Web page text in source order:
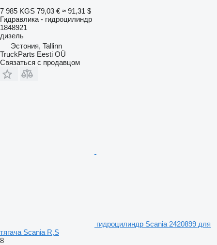
7 985 KGS 79,03 € ≈ 91,31 $
Гидравлика - гидроцилиндр
1848921
дизель
Эстония, Tallinn
TruckParts Eesti OÜ
Связаться с продавцом
гидроцилиндр Scania 2420899 для
тягача Scania R,S
8